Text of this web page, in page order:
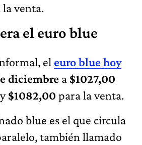
la venta.
el euro blue
el euro blue hoy
diciembre a $1027,00
$1082,00 para la venta.
blue es el que circula
también llamado